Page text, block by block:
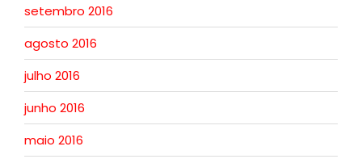
setembro 2016
agosto 2016
julho 2016
junho 2016
maio 2016